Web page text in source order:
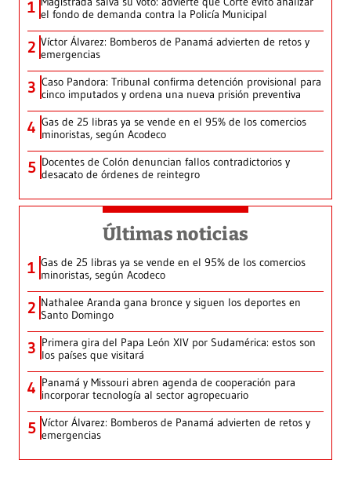
1 el fondo de demanda contra la Policía Municipal
2 Víctor Álvarez: Bomberos de Panamá advierten de retos y
emergencias
3 Caso Pandora: Tribunal confirma detención provisional para
cinco imputados y ordena una nueva prisión preventiva
4 Gas de 25 libras ya se vende en el 95% de los comercios
minoristas, según Acodeco
5 Docentes de Colón denuncian fallos contradictorios y
desacato de órdenes de reintegro
Últimas noticias
1 Gas de 25 libras ya se vende en el 95% de los comercios
minoristas, según Acodeco
2 Nathalee Aranda gana bronce y siguen los deportes en
Santo Domingo
3 Primera gira del Papa León XIV por Sudamérica: estos son
los países que visitará
4 Panamá y Missouri abren agenda de cooperación para
incorporar tecnología al sector agropecuario
5 Víctor Álvarez: Bomberos de Panamá advierten de retos y
emergencias